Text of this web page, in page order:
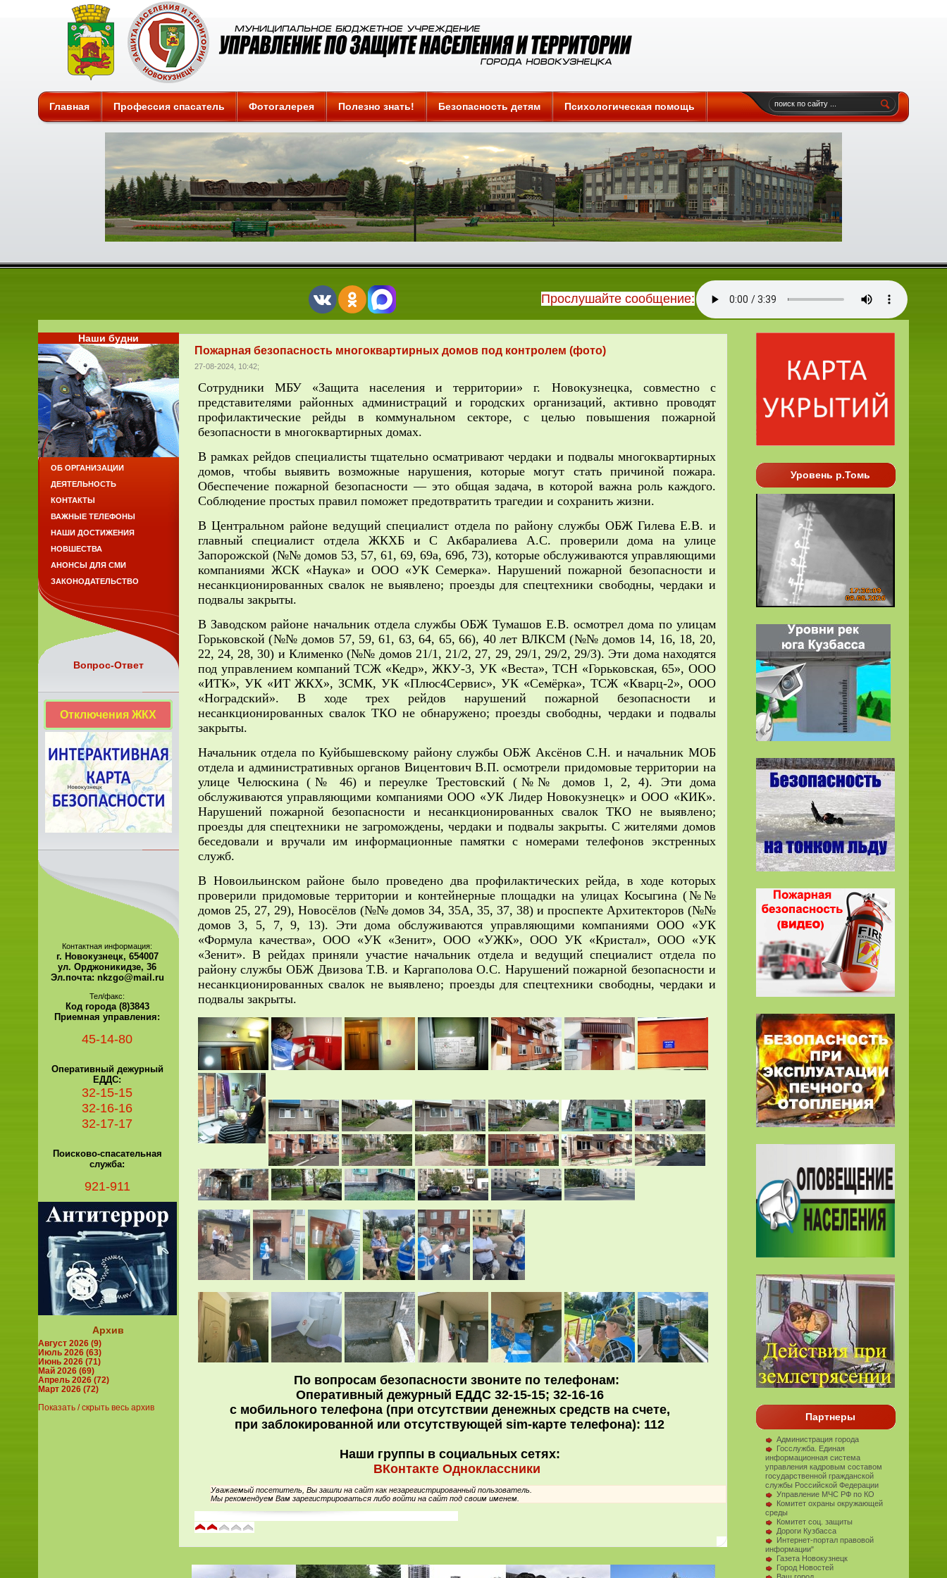
Защита
Главная Профессия спасатель Фотогалерея Полезно знать! Безопасность детям Психологическая помощь
Прослушайте сообщение:
Пожарная безопасность многоквартирных домов под контролем (фото)
27-08-2024, 10:42;
Сотрудники МБУ «Защита населения и территории» г. Новокузнецка, совместно с
представителями районных администраций и городских организаций, активно проводят
профилактические рейды в коммунальном секторе, с целью повышения пожарной
безопасности в многоквартирных домах.
В рамках рейдов специалисты тщательно осматривают чердаки и подвалы многоквартирных
домов, чтобы выявить возможные нарушения, которые могут стать причиной пожара.
Обеспечение пожарной безопасности — это общая задача, в которой важна роль каждого.
Соблюдение простых правил поможет предотвратить трагедии и сохранить жизни.
В Центральном районе ведущий специалист отдела по району службы ОБЖ Гилева Е.В. и
главный специалист отдела ЖКХБ и С Акбаралиева А.С. проверили дома на улице
Запорожской (№№ домов 53, 57, 61, 69, 69а, 69б, 73), которые обслуживаются управляющими
компаниями ЖСК «Наука» и ООО «УК Семерка». Нарушений пожарной безопасности и
несанкционированных свалок не выявлено; проезды для спецтехники свободны, чердаки и
подвалы закрыты.
В Заводском районе начальник отдела службы ОБЖ Тумашов Е.В. осмотрел дома по улицам
Горьковской (№№ домов 57, 59, 61, 63, 64, 65, 66), 40 лет ВЛКСМ (№№ домов 14, 16, 18, 20,
22, 24, 28, 30) и Клименко (№№ домов 21/1, 21/2, 27, 29, 29/1, 29/2, 29/3). Эти дома находятся
под управлением компаний ТСЖ «Кедр», ЖКУ-3, УК «Веста», ТСН «Горьковская, 65», ООО
«ИТК», УК «ИТ ЖКХ», ЗСМК, УК «Плюс4Сервис», УК «Семёрка», ТСЖ «Кварц-2», ООО
«Ноградский». В ходе трех рейдов нарушений пожарной безопасности и
несанкционированных свалок ТКО не обнаружено; проезды свободны, чердаки и подвалы
закрыты.
Начальник отдела по Куйбышевскому району службы ОБЖ Аксёнов С.Н. и начальник МОБ
отдела и административных органов Вицентович В.П. осмотрели придомовые территории на
улице Челюскина (№ 46) и переулке Трестовский (№№ домов 1, 2, 4). Эти дома
обслуживаются управляющими компаниями ООО «УК Лидер Новокузнецк» и ООО «КИК».
Нарушений пожарной безопасности и несанкционированных свалок ТКО не выявлено;
проезды для спецтехники не загромождены, чердаки и подвалы закрыты. С жителями домов
беседовали и вручали им информационные памятки с номерами телефонов экстренных
служб.
В Новоильинском районе было проведено два профилактических рейда, в ходе которых
проверили придомовые территории и контейнерные площадки на улицах Косыгина (№№
домов 25, 27, 29), Новосёлов (№№ домов 34, 35А, 35, 37, 38) и проспекте Архитекторов (№№
домов 3, 5, 7, 9, 13). Эти дома обслуживаются управляющими компаниями ООО «УК
«Формула качества», ООО «УК «Зенит», ООО «УЖК», ООО УК «Кристал», ООО «УК
«Зенит». В рейдах приняли участие начальник отдела и ведущий специалист отдела по
району службы ОБЖ Двизова Т.В. и Каргаполова О.С. Нарушений пожарной безопасности и
несанкционированных свалок не выявлено; проезды для спецтехники свободны, чердаки и
подвалы закрыты.
По вопросам безопасности звоните по телефонам:
Оперативный дежурный ЕДДС 32-15-15; 32-16-16
с мобильного телефона (при отсутствии денежных средств на счете,
при заблокированной или отсутствующей sim-карте телефона): 112
Наши группы в социальных сетях:
ВКонтакте Одноклассники
Уважаемый посетитель, Вы зашли на сайт как незарегистрированный пользователь.
Мы рекомендуем Вам зарегистрироваться либо войти на сайт под своим именем.
Уровень р.Томь
Партнеры
Администрация города
Госслужба. Единая
информационная система
управления кадровым составом
государственной гражданской
службы Российской Федерации
Управление МЧС РФ по КО
Комитет охраны окружающей
среды
Комитет соц. защиты
Дороги Кузбасса
Интернет-портал правовой
информации"
Газета Новокузнецк
Город Новостей
Наши будни
ОБ ОРГАНИЗАЦИИ
ДЕЯТЕЛЬНОСТЬ
КОНТАКТЫ
ВАЖНЫЕ ТЕЛЕФОНЫ
НАШИ ДОСТИЖЕНИЯ
НОВШЕСТВА
АНОНСЫ ДЛЯ СМИ
ЗАКОНОДАТЕЛЬСТВО
Вопрос-Ответ
Отключения ЖКХ
Контактная информация:
г. Новокузнецк, 654007
ул. Орджоникидзе, 36
Эл.почта: nkzgo@mail.ru
Тел/факс:
Код города (8)3843
Приемная управления:
45-14-80
Оперативный дежурный
ЕДДС:
32-15-15
32-16-16
32-17-17
Поисково-спасательная
служба:
921-911
Архив
Август 2026 (9)
Июль 2026 (63)
Июнь 2026 (71)
Май 2026 (69)
Апрель 2026 (72)
Март 2026 (72)
Показать / скрыть весь архив